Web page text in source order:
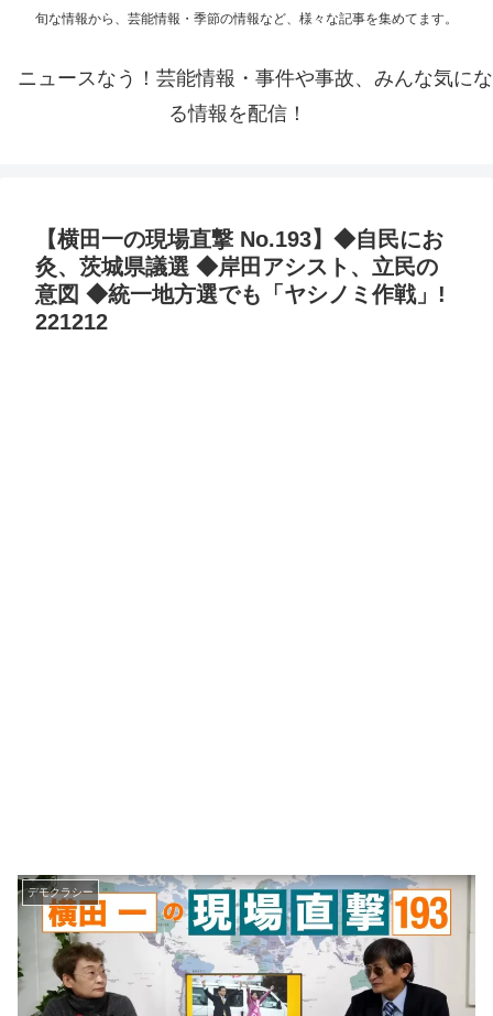
旬な情報から、芸能情報・季節の情報など、様々な記事を集めてます。
ニュースなう！芸能情報・事件や事故、みんな気にな
る情報を配信！
【横田一の現場直撃 No.193】◆自民にお
灸、茨城県議選 ◆岸田アシスト、立民の
意図 ◆統一地方選でも「ヤシノミ作戦」!
221212
デモクラシー